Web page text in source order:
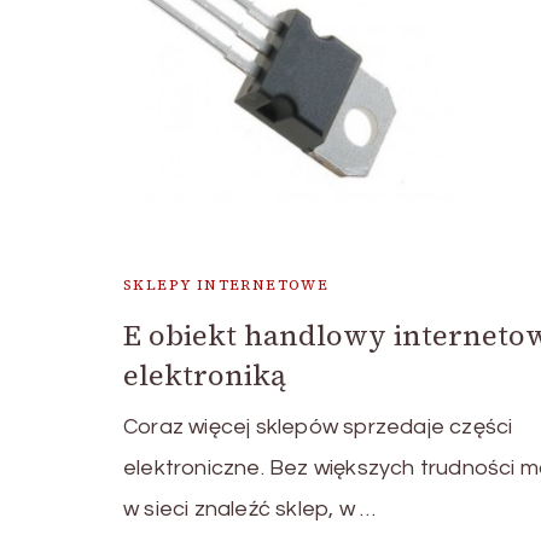
SKLEPY INTERNETOWE
E obiekt handlowy
elektroniką
Coraz więcej sklepów sprzedaje części
elektroniczne. Bez większych trudności
w sieci znaleźć sklep, w …